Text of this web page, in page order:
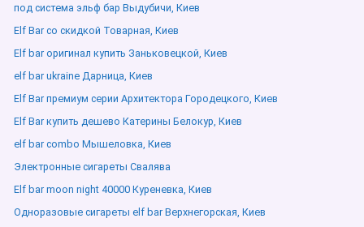
под система эльф бар Выдубичи, Киев
Elf Bar со скидкой Товарная, Киев
Elf bar оригинал купить Заньковецкой, Киев
elf bar ukraine Дарница, Киев
Elf Bar премиум серии Архитектора Городецкого, Киев
Elf Bar купить дешево Катерины Белокур, Киев
elf bar combo Мышеловка, Киев
Электронные сигареты Свалява
Elf bar moon night 40000 Куреневка, Киев
Одноразовые сигареты elf bar Верхнегорская, Киев